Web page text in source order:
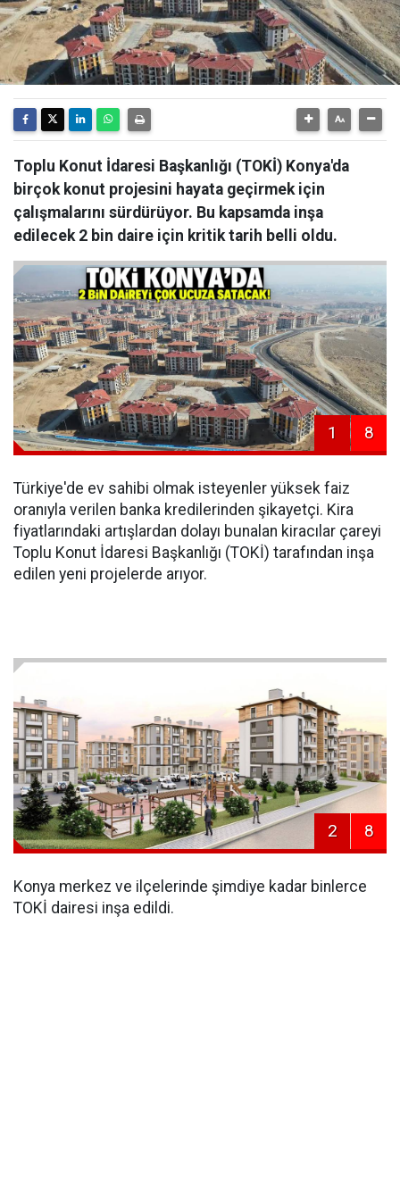
Toplu Konut İdaresi Başkanlığı (TOKİ) Konya'da
birçok konut projesini hayata geçirmek için
çalışmalarını sürdürüyor. Bu kapsamda inşa
edilecek 2 bin daire için kritik tarih belli oldu.
1 8
Türkiye'de ev sahibi olmak isteyenler yüksek faiz
oranıyla verilen banka kredilerinden şikayetçi. Kira
fiyatlarındaki artışlardan dolayı bunalan kiracılar çareyi
Toplu Konut İdaresi Başkanlığı (TOKİ) tarafından inşa
edilen yeni projelerde arıyor.
2 8
Konya merkez ve ilçelerinde şimdiye kadar binlerce
TOKİ dairesi inşa edildi.